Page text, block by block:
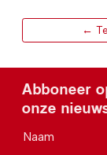
←
Abboneer
onze
Naam